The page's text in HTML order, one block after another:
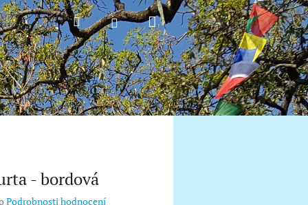
HledatPřihlášeníNákupní
košík
- bordová
Podrobnosti hodnocení